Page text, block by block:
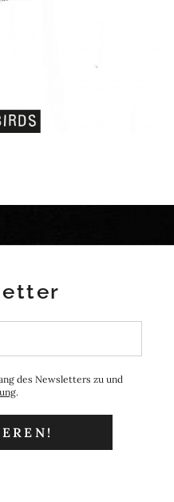
des Newsletters zu und
.